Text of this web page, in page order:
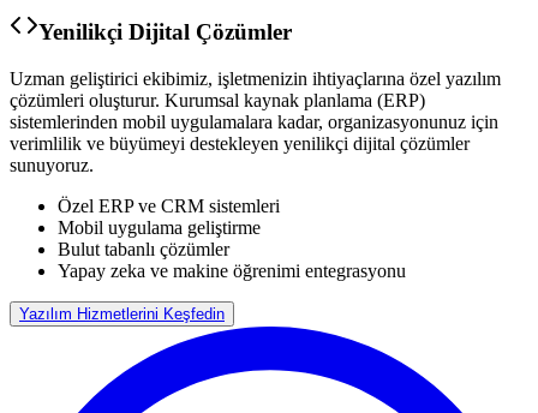
Yenilikçi Dijital Çözümler
Uzman geliştirici ekibimiz, işletmenizin ihtiyaçlarına özel yazılım
çözümleri oluşturur. Kurumsal kaynak planlama (ERP)
sistemlerinden mobil uygulamalara kadar, organizasyonunuz için
verimlilik ve büyümeyi destekleyen yenilikçi dijital çözümler
sunuyoruz.
Özel ERP ve CRM sistemleri
Mobil uygulama geliştirme
Bulut tabanlı çözümler
Yapay zeka ve makine öğrenimi entegrasyonu
Yazılım Hizmetlerini Keşfedin